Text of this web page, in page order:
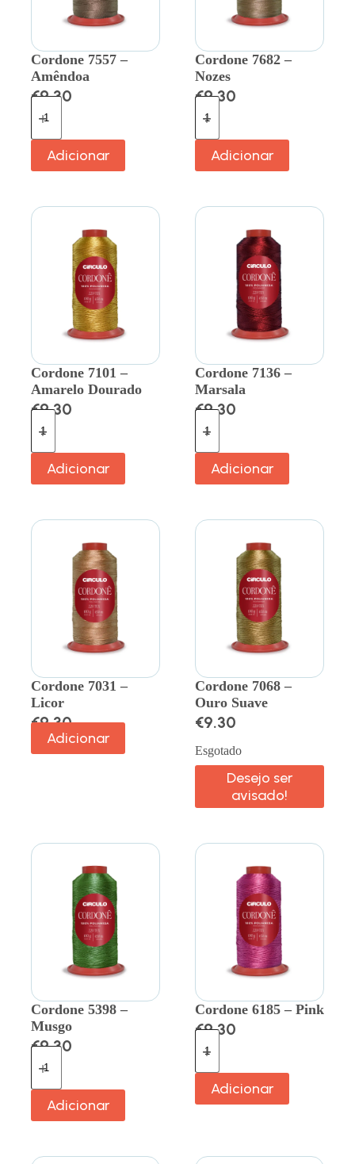
Cordone 7557 –
Amêndoa
€9.30
Adicionar
Cordone 7682 –
Nozes
€9.30
Adicionar
Cordone 7101 –
Amarelo Dourado
€9.30
Adicionar
Cordone 7136 –
Marsala
€9.30
Adicionar
Cordone 7031 –
Licor
€9.30
Adicionar
Cordone 7068 –
Ouro Suave
€9.30
Esgotado
Desejo ser
avisado!
Cordone 5398 –
Musgo
€9.30
Adicionar
Cordone 6185 – Pink
€9.30
Adicionar